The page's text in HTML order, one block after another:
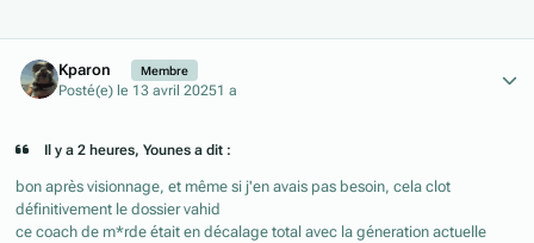
Kparon Membre
Posté(e) le 13 avril 20251 a
Il y a 2 heures, Younes a dit :
bon après visionnage, et même si j'en avais pas besoin, cela clot
définitivement le dossier vahid
ce coach de m*rde était en décalage total avec la géneration actuelle